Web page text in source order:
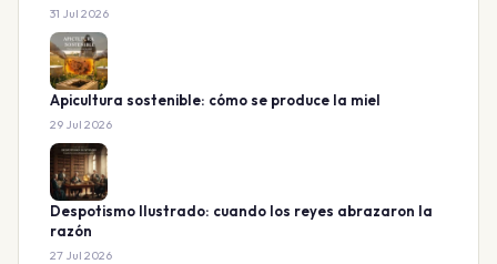
31 Jul 2026
Apicultura sostenible: cómo se produce la miel
29 Jul 2026
Despotismo Ilustrado: cuando los reyes abrazaron la
razón
27 Jul 2026